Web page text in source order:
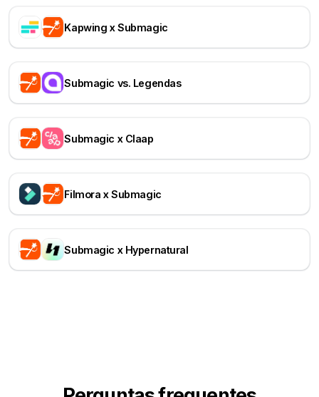
Kapwing x Submagic
Submagic vs. Legendas
Submagic x Claap
Filmora x Submagic
Submagic x Hypernatural